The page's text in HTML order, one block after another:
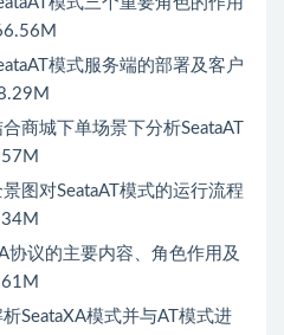
模式服务端的部署及客户
商城下单场景下分析SeataAT
图对SeataAT模式的运行流程
议的主要内容、角色作用及
SeataXA模式并与AT模式进